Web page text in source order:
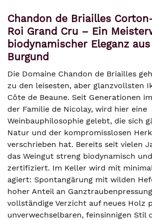
Chandon de Briailles
Roi Grand Cru – Ein
biodynamischer Eleganz
Burgund
Die Domaine Chandon de Briailles
zu den leisesten, aber glanzvollsten
Côte de Beaune. Seit Generationen
der Familie de Nicolay, wird hier eine
Weinbauphilosophie gelebt, die sich
Natur und der kompromisslosen
verschrieben hat. Bereits seit vielen
das Weingut streng biodynamisch
zertifiziert. Im Keller wird mit
agiert: Spontangärung mit wilden
hoher Anteil an
vollständige Verzicht auf neues Holz
unverwechselbaren, feinsinnigen Stil